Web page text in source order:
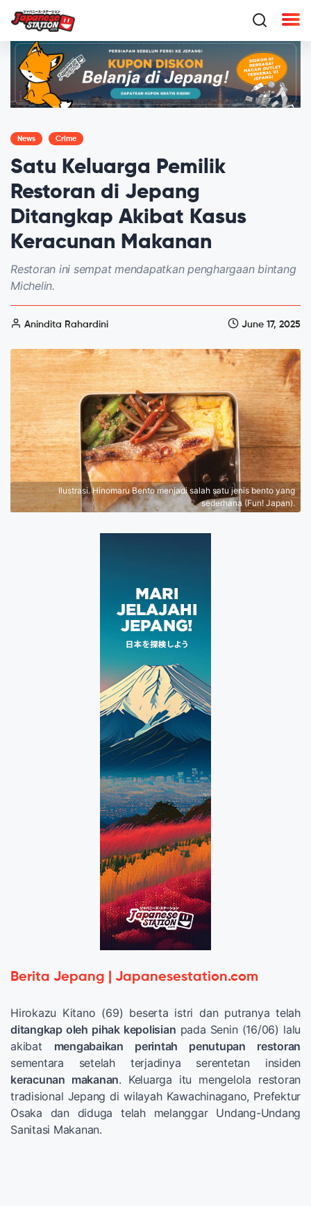
News Crime
Satu Keluarga Pemilik
Restoran di Jepang
Ditangkap Akibat Kasus
Keracunan Makanan
Restoran ini sempat mendapatkan penghargaan bintang
Michelin.
Anindita Rahardini June 17, 2025
Ilustrasi. Hinomaru Bento menjadi salah satu jenis bento yang
sederhana (Fun! Japan).
Berita Jepang | Japanesestation.com
Hirokazu Kitano (69) beserta istri dan putranya telah
ditangkap oleh pihak kepolisian pada Senin (16/06) lalu
akibat mengabaikan perintah penutupan restoran
sementara setelah terjadinya serentetan insiden
keracunan makanan. Keluarga itu mengelola restoran
tradisional Jepang di wilayah Kawachinagano, Prefektur
Osaka dan diduga telah melanggar Undang-Undang
Sanitasi Makanan.